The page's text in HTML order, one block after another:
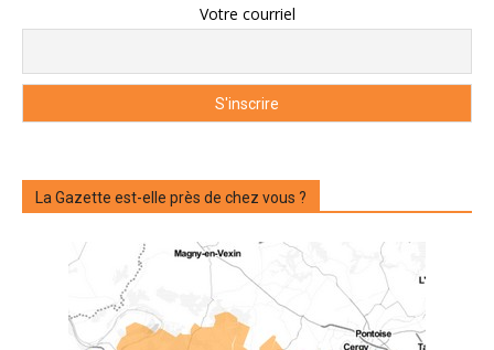
Votre courriel
La Gazette est-elle près de chez vous ?